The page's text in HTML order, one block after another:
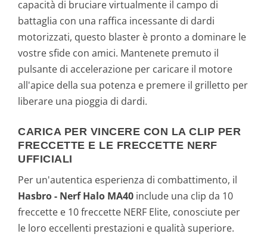
capacità di bruciare virtualmente il campo di
battaglia con una raffica incessante di dardi
motorizzati, questo blaster è pronto a dominare le
vostre sfide con amici. Mantenete premuto il
pulsante di accelerazione per caricare il motore
all'apice della sua potenza e premere il grilletto per
liberare una pioggia di dardi.
CARICA PER VINCERE CON LA CLIP PER
FRECCETTE E LE FRECCETTE NERF
UFFICIALI
Per un'autentica esperienza di combattimento, il
Hasbro - Nerf Halo MA40 include una clip da 10
freccette e 10 freccette NERF Elite, conosciute per
le loro eccellenti prestazioni e qualità superiore.